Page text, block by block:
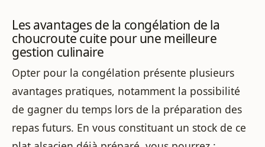
Les avantages de la congélation de la
choucroute cuite pour une meilleure
gestion culinaire
Opter pour la congélation présente plusieurs
avantages pratiques, notamment la possibilité
de gagner du temps lors de la préparation des
repas futurs. En vous constituant un stock de ce